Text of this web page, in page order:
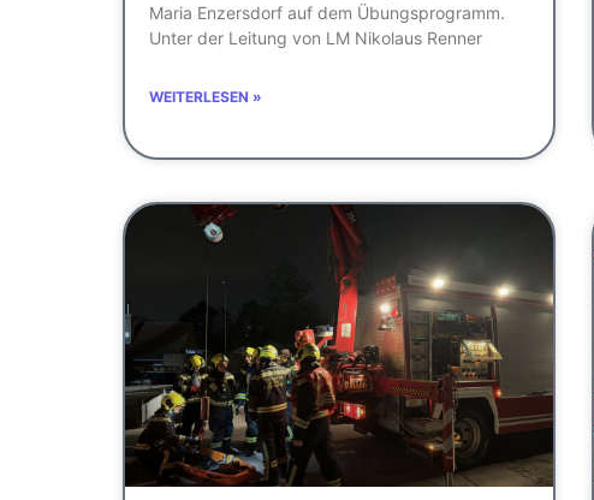
Maria Enzersdorf auf dem Übungsprogramm.
Unter der Leitung von LM Nikolaus Renner
WEITERLESEN »